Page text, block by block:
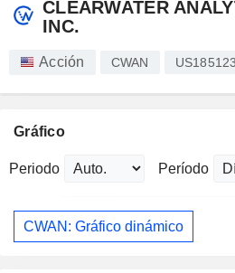
CLEARWATER
INC.
Acción CWAN
Gráfico
Periodo Período
CWAN: Gráfico dinámico